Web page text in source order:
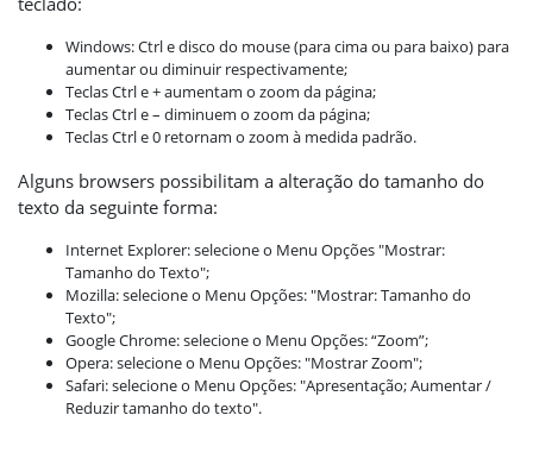
Windows: Ctrl e disco do mouse (para cima ou para baixo) para
aumentar ou diminuir respectivamente;
Teclas Ctrl e + aumentam o zoom da página;
Teclas Ctrl e – diminuem o zoom da página;
Teclas Ctrl e 0 retornam o zoom à medida padrão.
Alguns browsers possibilitam a alteração do tamanho do
texto da seguinte forma:
Internet Explorer: selecione o Menu Opções "Mostrar:
Tamanho do Texto";
Mozilla: selecione o Menu Opções: "Mostrar: Tamanho do
Texto";
Google Chrome: selecione o Menu Opções: “Zoom”;
Opera: selecione o Menu Opções: "Mostrar Zoom";
Safari: selecione o Menu Opções: "Apresentação; Aumentar /
Reduzir tamanho do texto".